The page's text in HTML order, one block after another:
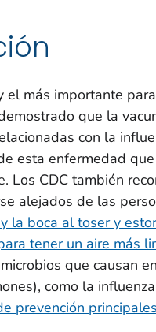
el más importante
que la
con la
esta enfermedad
Los CDC también
alejados de las
la boca al toser y
tener un aire más
que causan
como la
prevención